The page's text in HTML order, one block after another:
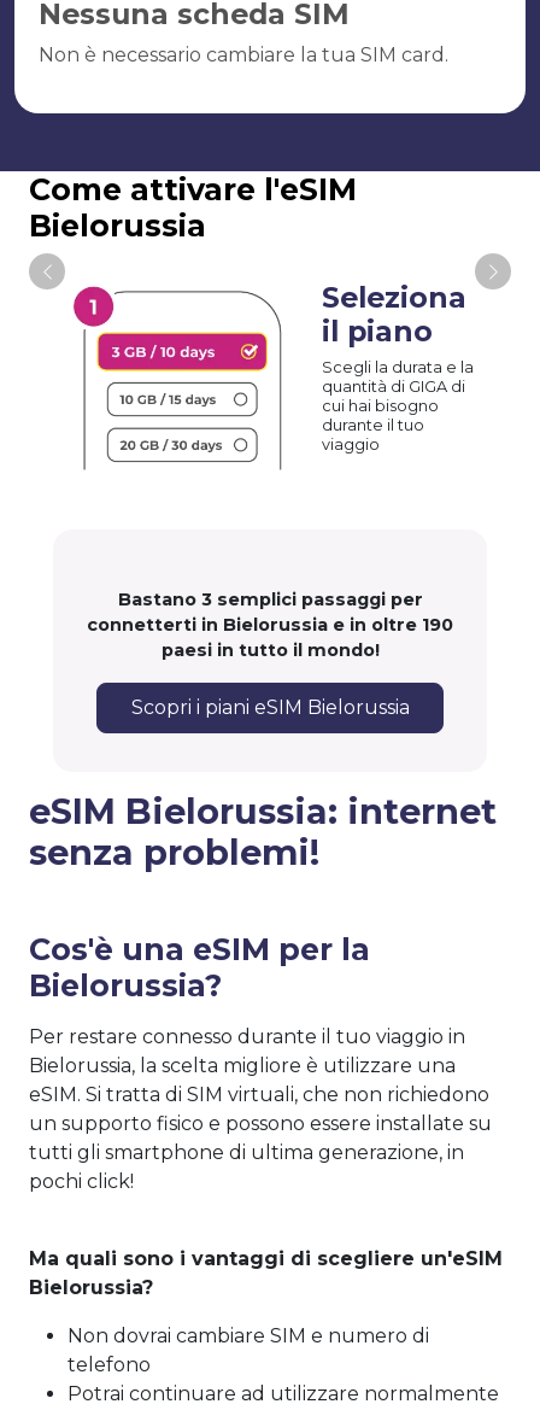
Nessuna scheda SIM
Non è necessario cambiare la tua SIM card.
Come attivare l'eSIM
Bielorussia
Seleziona
il piano
Scegli la durata e la
quantità di GIGA di
cui hai bisogno
durante il tuo
viaggio
Bastano 3 semplici passaggi per
connetterti in Bielorussia e in oltre 190
paesi in tutto il mondo!
Scopri i piani eSIM Bielorussia
eSIM Bielorussia: internet
senza problemi!
Cos'è una eSIM per la
Bielorussia?
Per restare connesso durante il tuo viaggio in
Bielorussia, la scelta migliore è utilizzare una
eSIM. Si tratta di SIM virtuali, che non richiedono
un supporto fisico e possono essere installate su
tutti gli smartphone di ultima generazione, in
pochi click!
Ma quali sono i vantaggi di scegliere un'eSIM
Bielorussia?
Non dovrai cambiare SIM e numero di
telefono
Potrai continuare ad utilizzare normalmente